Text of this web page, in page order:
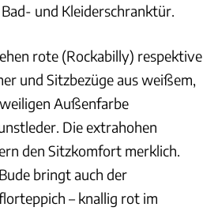
und Kleiderschranktür.
rote (Rockabilly) respektive
und Sitzbezüge aus weißem,
Außenfarbe
Die extrahohen
den Sitzkomfort merklich.
bringt auch der
– knallig rot im